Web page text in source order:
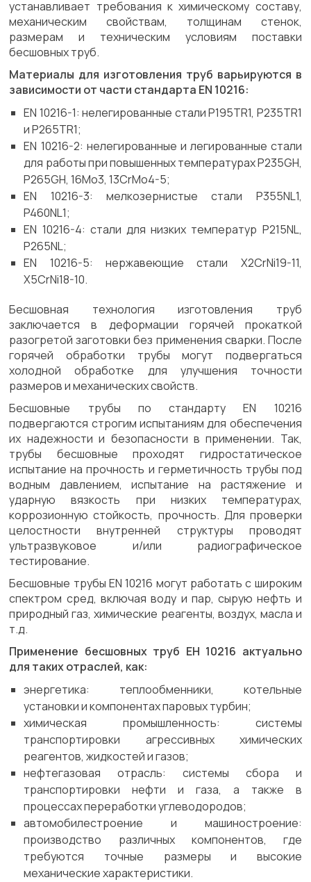
устанавливает требования к химическому составу,
механическим свойствам, толщинам стенок,
размерам и техническим условиям поставки
бесшовных труб.
Материалы для изготовления труб варьируются в
зависимости от части стандарта EN 10216:
EN 10216-1: нелегированные стали P195TR1, P235TR1
и P265TR1;
EN 10216-2: нелегированные и легированные стали
для работы при повышенных температурах P235GH,
P265GH, 16Mo3, 13CrMo4-5;
EN 10216-3: мелкозернистые стали P355NL1,
P460NL1;
EN 10216-4: стали для низких температур P215NL,
P265NL;
EN 10216-5: нержавеющие стали X2CrNi19-11,
X5CrNi18-10.
Бесшовная технология изготовления труб
заключается в деформации горячей прокаткой
разогретой заготовки без применения сварки. После
горячей обработки трубы могут подвергаться
холодной обработке для улучшения точности
размеров и механических свойств.
Бесшовные трубы по стандарту EN 10216
подвергаются строгим испытаниям для обеспечения
их надежности и безопасности в применении. Так,
трубы бесшовные проходят гидростатическое
испытание на прочность и герметичность трубы под
водным давлением, испытание на растяжение и
ударную вязкость при низких температурах,
коррозионную стойкость, прочность. Для проверки
целостности внутренней структуры проводят
ультразвуковое и/или радиографическое
тестирование.
Бесшовные трубы EN 10216 могут работать с широким
спектром сред, включая воду и пар, сырую нефть и
природный газ, химические реагенты, воздух, масла и
т.д.
Применение бесшовных труб ЕН 10216 актуально
для таких отраслей, как:
энергетика: теплообменники, котельные
установки и компонентах паровых турбин;
химическая промышленность: системы
транспортировки агрессивных химических
реагентов, жидкостей и газов;
нефтегазовая отрасль: системы сбора и
транспортировки нефти и газа, а также в
процессах переработки углеводородов;
автомобилестроение и машиностроение:
производство различных компонентов, где
требуются точные размеры и высокие
механические характеристики.